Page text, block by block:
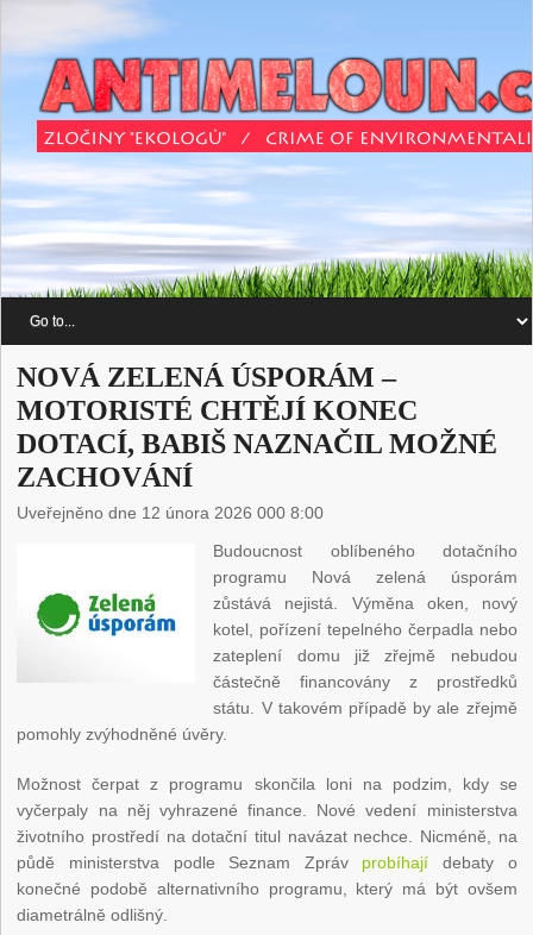
NOVÁ ZELENÁ ÚSPORÁM –
MOTORISTÉ CHTĚJÍ KONEC
DOTACÍ, BABIŠ NAZNAČIL MOŽNÉ
ZACHOVÁNÍ
Uveřejněno dne 12 února 2026 000 8:00
Budoucnost oblíbeného dotačního
programu Nová zelená úsporám
zůstává nejistá. Výměna oken, nový
kotel, pořízení tepelného čerpadla nebo
zateplení domu již zřejmě nebudou
částečně financovány z prostředků
státu. V takovém případě by ale zřejmě
pomohly zvýhodněné úvěry.
Možnost čerpat z programu skončila loni na podzim, kdy se
vyčerpaly na něj vyhrazené finance. Nové vedení ministerstva
životního prostředí na dotační titul navázat nechce. Nicméně, na
půdě ministerstva podle Seznam Zpráv probíhají debaty o
konečné podobě alternativního programu, který má být ovšem
diametrálně odlišný.